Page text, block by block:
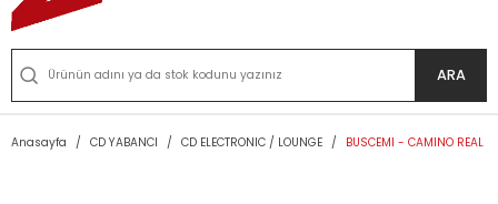
ARA
Anasayfa CD YABANCI CD ELECTRONIC / LOUNGE BUSCEMI - CAMINO REAL